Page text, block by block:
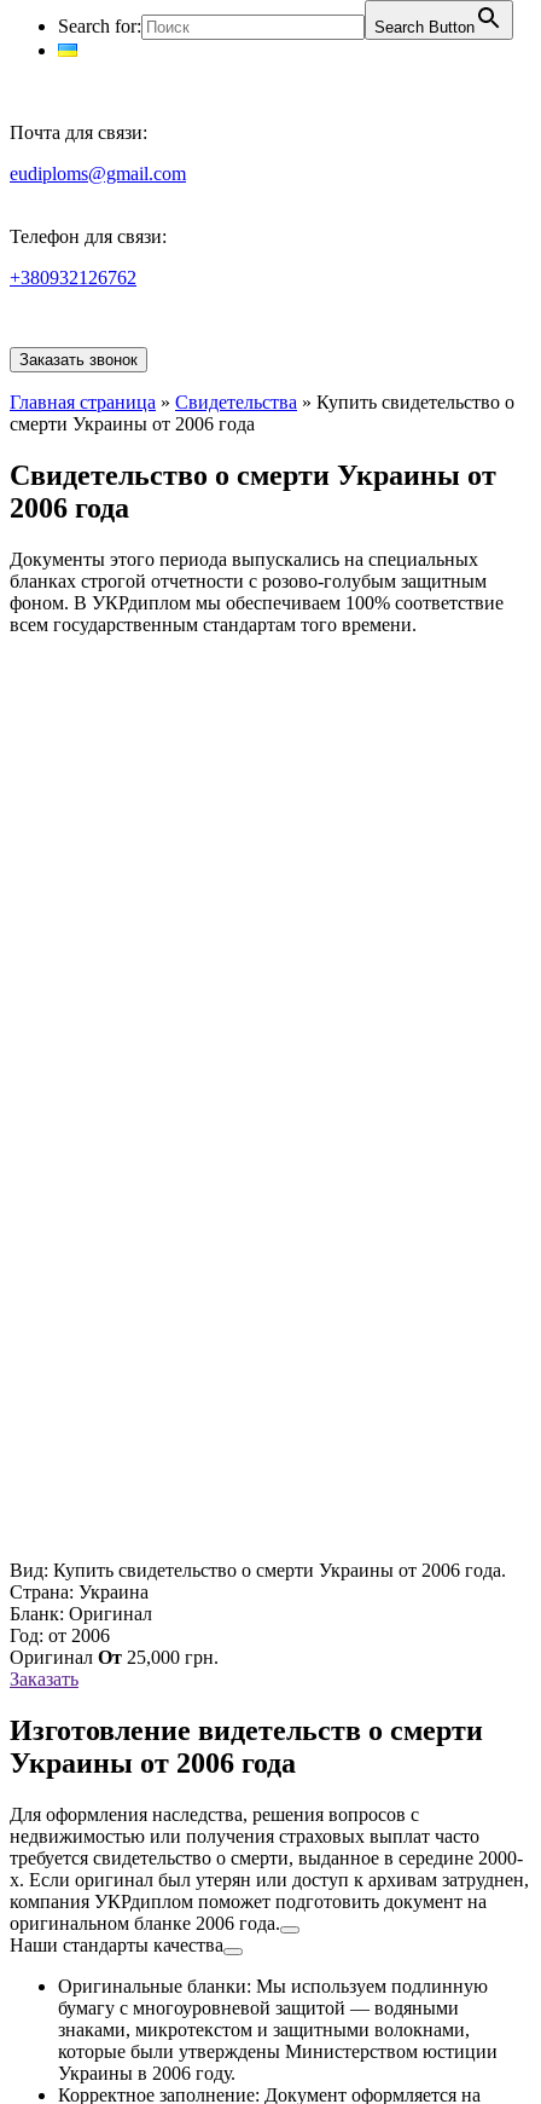
Search for:
Search Button
Почта для связи:
eudiploms@gmail.com
Телефон для связи:
+380932126762
Заказать звонок
Главная страница » Свидетельства » Купить свидетельство о
смерти Украины от 2006 года
Свидетельство о смерти Украины от
2006 года
Документы этого периода выпускались на специальных
бланках строгой отчетности с розово-голубым защитным
фоном. В УКРдиплом мы обеспечиваем 100% соответствие
всем государственным стандартам того времени.
Вид: Купить свидетельство о смерти Украины от 2006 года.
Страна: Украина
Бланк: Оригинал
Год: от 2006
Оригинал От 25,000 грн.
Заказать
Изготовление видетельств о смерти
Украины от 2006 года
Для оформления наследства, решения вопросов с
недвижимостью или получения страховых выплат часто
требуется свидетельство о смерти, выданное в середине 2000-
х. Если оригинал был утерян или доступ к архивам затруднен,
компания УКРдиплом поможет подготовить документ на
оригинальном бланке 2006 года.
Наши стандарты качества
Оригинальные бланки: Мы используем подлинную
бумагу с многоуровневой защитой — водяными
знаками, микротекстом и защитными волокнами,
которые были утверждены Министерством юстиции
Украины в 2006 году.
Корректное заполнение: Документ оформляется на